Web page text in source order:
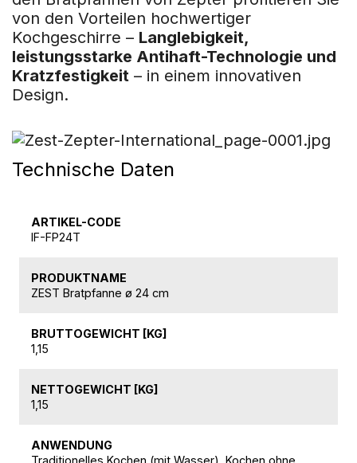
von den Vorteilen hochwertiger
Kochgeschirre – Langlebigkeit,
leistungsstarke Antihaft-Technologie und
Kratzfestigkeit – in einem innovativen
Design.
Technische Daten
ARTIKEL-CODE
IF-FP24T
PRODUKTNAME
ZEST Bratpfanne ø 24 cm
BRUTTOGEWICHT [KG]
1,15
NETTOGEWICHT [KG]
1,15
ANWENDUNG